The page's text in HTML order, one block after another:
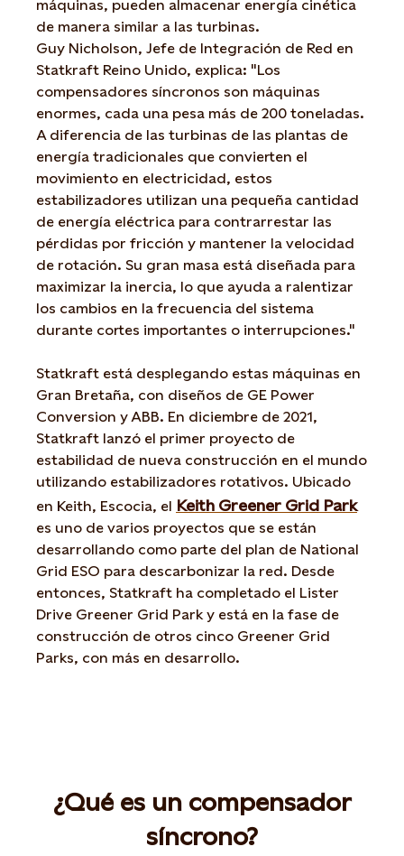
máquinas, pueden almacenar energía cinética
de manera similar a las turbinas.
Guy Nicholson, Jefe de Integración de Red en
Statkraft Reino Unido, explica: "Los
compensadores síncronos son máquinas
enormes, cada una pesa más de 200 toneladas.
A diferencia de las turbinas de las plantas de
energía tradicionales que convierten el
movimiento en electricidad, estos
estabilizadores utilizan una pequeña cantidad
de energía eléctrica para contrarrestar las
pérdidas por fricción y mantener la velocidad
de rotación. Su gran masa está diseñada para
maximizar la inercia, lo que ayuda a ralentizar
los cambios en la frecuencia del sistema
durante cortes importantes o interrupciones."
Statkraft está desplegando estas máquinas en
Gran Bretaña, con diseños de GE Power
Conversion y ABB. En diciembre de 2021,
Statkraft lanzó el primer proyecto de
estabilidad de nueva construcción en el mundo
utilizando estabilizadores rotativos. Ubicado
en Keith, Escocia, el Keith Greener Grid Park
es uno de varios proyectos que se están
desarrollando como parte del plan de National
Grid ESO para descarbonizar la red. Desde
entonces, Statkraft ha completado el Lister
Drive Greener Grid Park y está en la fase de
construcción de otros cinco Greener Grid
Parks, con más en desarrollo.
¿Qué es un compensador
síncrono?